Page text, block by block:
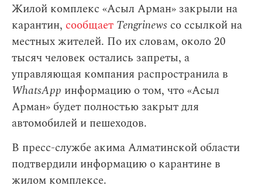
Жилой комплекс «Асыл Арман» закрыли на
карантин, сообщает Tengrinews со ссылкой на
местных жителей. По их словам, около 20
тысяч человек остались запреты, а
управляющая компания распространила в
WhatsApp информацию о том, что «Асыл
Арман» будет полностью закрыт для
автомобилей и пешеходов.
В пресс-службе акима Алматинской области
подтвердили информацию о карантине в
жилом комплексе.